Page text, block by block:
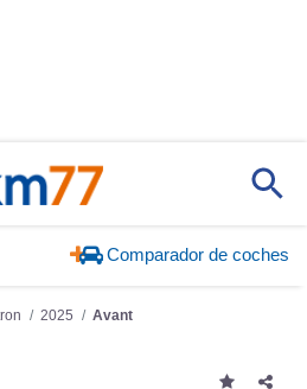
Comparador de coches
2025 Avant